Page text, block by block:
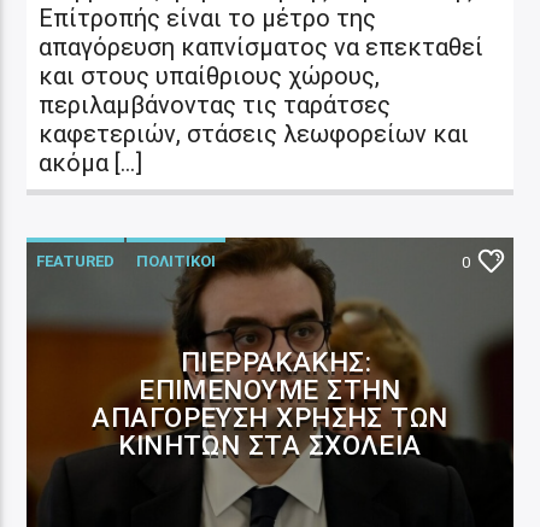
Επίτροπής είναι το μέτρο της
απαγόρευση καπνίσματος να επεκταθεί
και στους υπαίθριους χώρους,
περιλαμβάνοντας τις ταράτσες
καφετεριών, στάσεις λεωφορείων και
ακόμα […]
FEATURED ΠΟΛΙΤΙΚΟΙ 0
ΠΙΕΡΡΑΚΆΚΗΣ:
ΕΠΙΜΈΝΟΥΜΕ ΣΤΗΝ
ΑΠΑΓΌΡΕΥΣΗ ΧΡΉΣΗΣ ΤΩΝ
ΚΙΝΗΤΏΝ ΣΤΑ ΣΧΟΛΕΊΑ